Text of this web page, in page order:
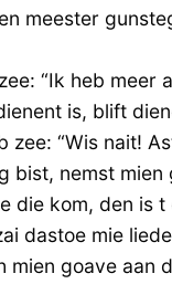
meester
“Ik heb meer
is, blift
zee: “Wis nait!
bist, nemst mien
die kom, den is t
dastoe mie
mien goave aan